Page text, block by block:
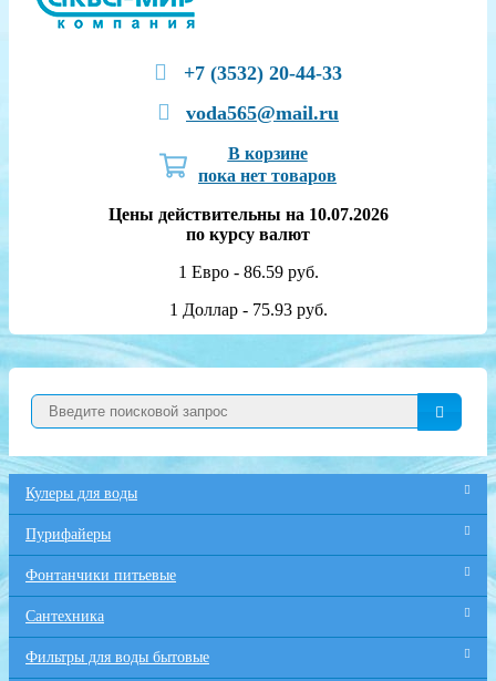
+7 (3532) 20-44-33
voda565@mail.ru
В корзине
пока нет товаров
Цены действительны на 10.07.2026
по курсу валют
1 Евро - 86.59 руб.
1 Доллар - 75.93 руб.
Кулеры для воды
Пурифайеры
Фонтанчики питьевые
Сантехника
Фильтры для воды бытовые